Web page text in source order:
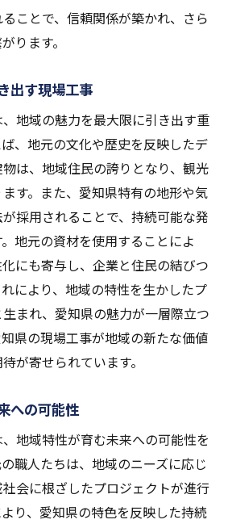
ことで、信頼関係が築かれ、さら
ります。
出す現場工事
地域の魅力を最大限に引き出す重
、地元の文化や歴史を反映したデ
は、地域住民の誇りとなり、観光
す。また、愛知県特有の地形や気
採用されることで、持続可能な発
地元の資材を使用することによ
にも寄与し、企業と住民の結びつ
により、地域の特性を生かしたプ
まれ、愛知県の魅力が一層際立つ
県の現場工事が地域の新たな価値
が寄せられています。
への可能性
地域特性が育む未来への可能性を
職人たちは、地域のニーズに応じ
会に根ざしたプロジェクトが進行
り、愛知県の特色を反映した持続